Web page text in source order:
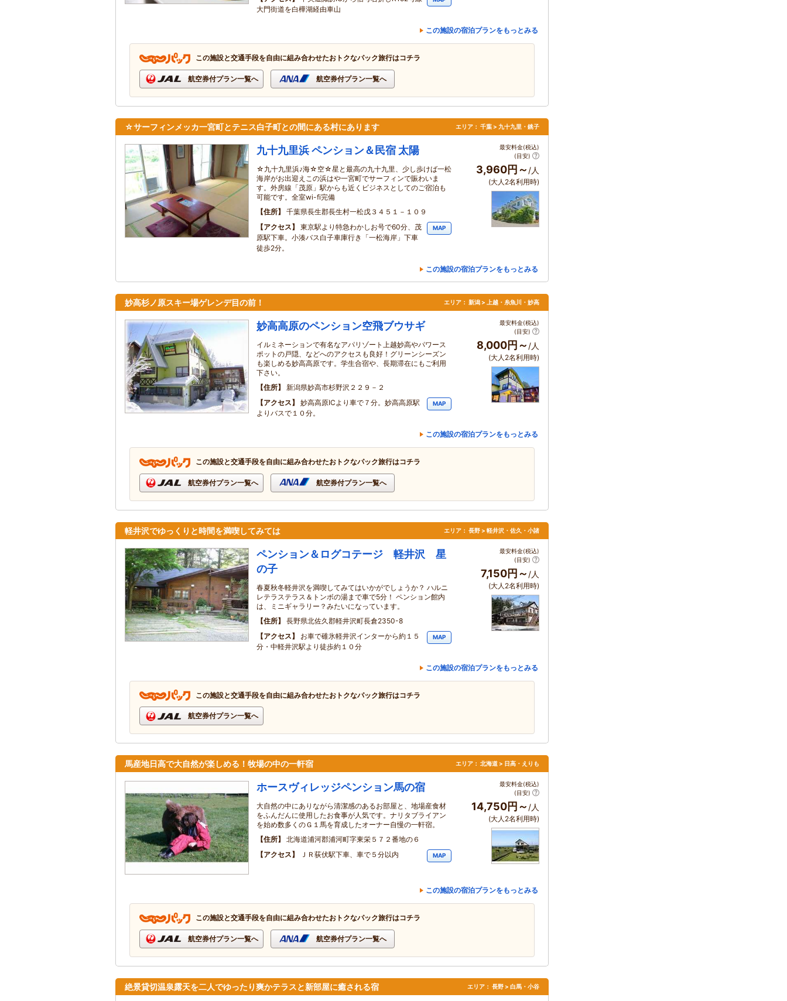
大門街道を白樺湖経由車山
この施設の宿泊プランをもっとみる
この施設と交通手段を自由に組み合わせたおトクなパック旅行はコチラ
航空券付プラン一覧へ 航空券付プラン一覧へ
☆サーフィンメッカ一宮町とテニス白子町との間にある村にあります エリア： 千葉 > 九十九里・銚子
九十九里浜 ペンション＆民宿 太陽
☆九十九里浜♪海☆空☆星と最高の九十九里、少し歩けば一松
海岸がお出迎えこの浜はや一宮町でサーフィンで賑わいま
す。外房線「茂原」駅からも近くビジネスとしてのご宿泊も
可能です。全室wi-fi完備
住所
千葉県長生郡長生村一松戊３４５１－１０９
アクセス
東京駅より特急わかしお号で60分、茂
原駅下車。小湊バス白子車庫行き「一松海岸」下車
徒歩2分。
MAP
最安料金(税込)
(目安)
3,960円～ /人
(大人2名利用時)
この施設の宿泊プランをもっとみる
妙高杉ノ原スキー場ゲレンデ目の前！ エリア： 新潟 > 上越・糸魚川・妙高
妙高高原のペンション空飛ブウサギ
イルミネーションで有名なアパリゾート上越妙高やパワース
ポットの戸隠、などへのアクセスも良好！グリーンシーズン
も楽しめる妙高高原です。学生合宿や、長期滞在にもご利用
下さい。
住所
新潟県妙高市杉野沢２２９－２
アクセス
妙高高原ICより車で７分。妙高高原駅
よりバスで１０分。
MAP
最安料金(税込)
(目安)
8,000円～ /人
(大人2名利用時)
この施設の宿泊プランをもっとみる
この施設と交通手段を自由に組み合わせたおトクなパック旅行はコチラ
航空券付プラン一覧へ 航空券付プラン一覧へ
軽井沢でゆっくりと時間を満喫してみては エリア： 長野 > 軽井沢・佐久・小諸
ペンション＆ログコテージ 軽井沢 星
の子
春夏秋冬軽井沢を満喫してみてはいかがでしょうか？ ハルニ
レテラステラス＆トンボの湯まで車で5分！ ペンション館内
は、ミニギャラリー？みたいになっています。
住所
長野県北佐久郡軽井沢町長倉2350-8
アクセス
お車で碓氷軽井沢インターから約１５
分・中軽井沢駅より徒歩約１０分
MAP
最安料金(税込)
(目安)
7,150円～ /人
(大人2名利用時)
この施設の宿泊プランをもっとみる
この施設と交通手段を自由に組み合わせたおトクなパック旅行はコチラ
航空券付プラン一覧へ
馬産地日高で大自然が楽しめる！牧場の中の一軒宿 エリア： 北海道 > 日高・えりも
ホースヴィレッジペンション馬の宿
大自然の中にありながら清潔感のあるお部屋と、地場産食材
をふんだんに使用したお食事が人気です。ナリタブライアン
を始め数多くのＧ１馬を育成したオーナー自慢の一軒宿。
住所
北海道浦河郡浦河町字東栄５７２番地の６
アクセス
ＪＲ荻伏駅下車、車で５分以内 MAP
最安料金(税込)
(目安)
14,750円～/人
(大人2名利用時)
この施設の宿泊プランをもっとみる
この施設と交通手段を自由に組み合わせたおトクなパック旅行はコチラ
航空券付プラン一覧へ 航空券付プラン一覧へ
絶景貸切温泉露天を二人でゆったり爽かテラスと新部屋に癒される宿 エリア： 長野 > 白馬・小谷